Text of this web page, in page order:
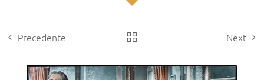
Precedente Next
View